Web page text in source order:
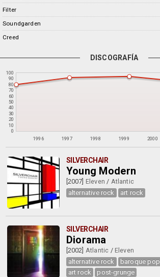
Filter
Soundgarden
Creed
DISCOGRAFÍA
1996 1997 1998 1999 2000
0
10
20
30
40
50
60
70
80
90
100
SILVERCHAIR
Young Modern
[2007] Eleven / Atlantic
alternative rock
art rock
SILVERCHAIR
Diorama
[2002] Atlantic / Eleven
alternative rock
baroque pop
art rock
post-grunge